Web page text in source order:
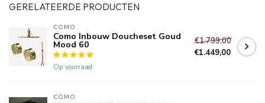
GERELATEERDE PRODUCTEN
COMO
Como Inbouw Doucheset Goud
Mood 60
Op voorraad
€1.799,00
€1.449,00
COMO